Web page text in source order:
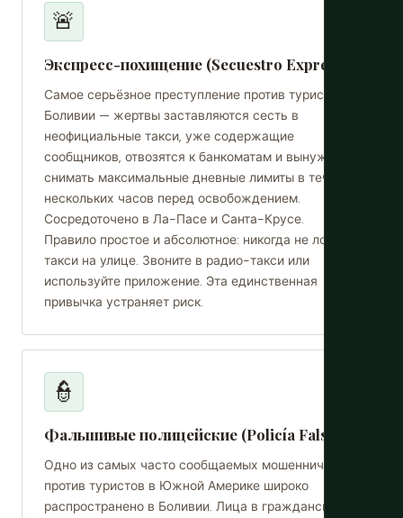
🚨
Экспресс-похищение (Secuestro Express)
Самое серьёзное преступление против туристов в
Боливии — жертвы заставляются сесть в
неофициальные такси, уже содержащие
сообщников, отвозятся к банкоматам и вынуждены
снимать максимальные дневные лимиты в течение
нескольких часов перед освобождением.
Сосредоточено в Ла-Пасе и Санта-Крусе.
Правило простое и абсолютное: никогда не ловите
такси на улице. Звоните в радио-такси или
используйте приложение. Эта единственная
привычка устраняет риск.
👮
Фальшивые полицейские (Policía Falsa)
Одно из самых часто сообщаемых мошенничеств
против туристов в Южной Америке широко
распространено в Боливии. Лица в гражданской